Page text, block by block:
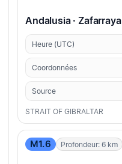
Andalusia · Zafarraya
Heure (UTC)
Coordonnées
Source
STRAIT OF GIBRALTAR
M1.6 Profondeur: 6 km